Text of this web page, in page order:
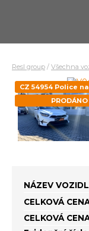
Resl group / Všechna
CZ 54954 Police
PRODÁNO
NÁZEV
CELKOVÁ
CELKOVÁ